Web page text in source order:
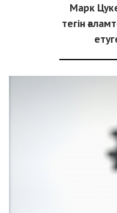
Марк
тегін